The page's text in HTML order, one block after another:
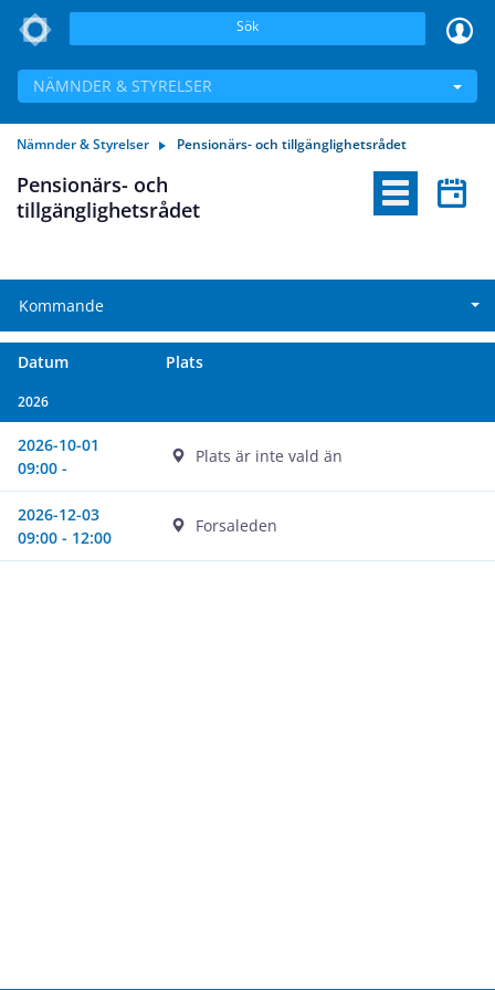
Sök
NÄMNDER & STYRELSER
Nämnder & Styrelser Pensionärs- och tillgänglighetsrådet
Pensionärs- och
tillgänglighetsrådet
Kommande
Datum Plats
2026
2026-10-01
09:00 -
Plats är inte vald än
2026-12-03
09:00 - 12:00
Forsaleden